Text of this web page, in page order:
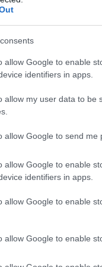
allow Google to enable
identifiers in apps.
allow my user data to be
allow Google to send me
allow Google to enable
identifiers in apps.
allow Google to enable
allow Google to enable
per
(BN), in